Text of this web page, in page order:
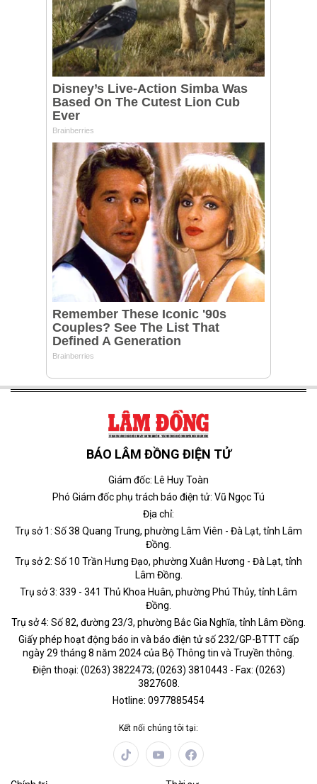
BÁO LÂM ĐỒNG ĐIỆN TỬ
Giám đốc: Lê Huy Toàn
Phó Giám đốc phụ trách báo điện tử: Vũ Ngọc Tú
Địa chỉ:
Trụ sở 1: Số 38 Quang Trung, phường Lâm Viên - Đà Lạt, tỉnh Lâm
Đồng.
Trụ sở 2: Số 10 Trần Hưng Đạo, phường Xuân Hương - Đà Lạt, tỉnh
Lâm Đồng.
Trụ sở 3: 339 - 341 Thủ Khoa Huân, phường Phú Thủy, tỉnh Lâm
Đồng.
Trụ sở 4: Số 82, đường 23/3, phường Bắc Gia Nghĩa, tỉnh Lâm Đồng.
Giấy phép hoạt động báo in và báo điện tử số 232/GP-BTTT cấp
ngày 29 tháng 8 năm 2024 của Bộ Thông tin và Truyền thông.
Điện thoại: (0263) 3822473; (0263) 3810443 - Fax: (0263)
3827608.
Hotline: 0977885454
Kết nối chúng tôi tại: